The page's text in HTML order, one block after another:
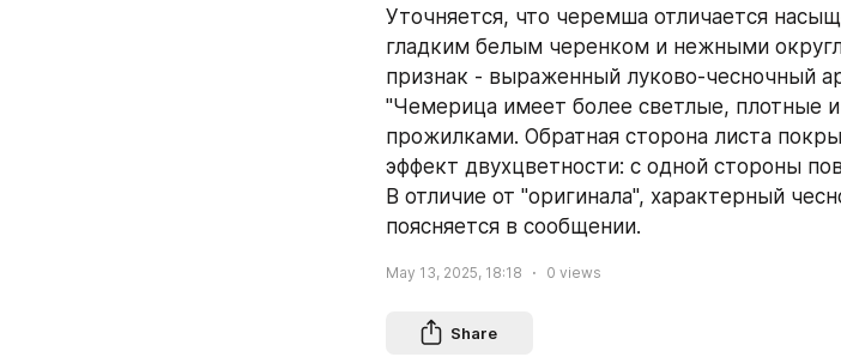
Уточняется, что черемша отличается
гладким белым черенком и нежными
признак - выраженный луково-чесночный
"Чемерица имеет более светлые, плотные
прожилками. Обратная сторона листа
эффект двухцветности: с одной стороны
В отличие от "оригинала", характерный
поясняется в сообщении.
May 13, 2025, 18:18 0 views
Share